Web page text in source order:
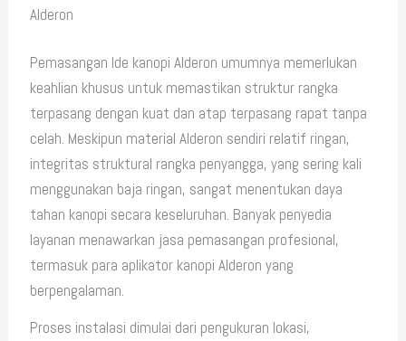
Alderon
Pemasangan Ide kanopi Alderon umumnya memerlukan
keahlian khusus untuk memastikan struktur rangka
terpasang dengan kuat dan atap terpasang rapat tanpa
celah. Meskipun material Alderon sendiri relatif ringan,
integritas struktural rangka penyangga, yang sering kali
menggunakan baja ringan, sangat menentukan daya
tahan kanopi secara keseluruhan. Banyak penyedia
layanan menawarkan jasa pemasangan profesional,
termasuk para aplikator kanopi Alderon yang
berpengalaman.
Proses instalasi dimulai dari pengukuran lokasi,